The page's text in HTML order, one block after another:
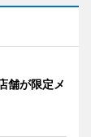
舗が限定メ